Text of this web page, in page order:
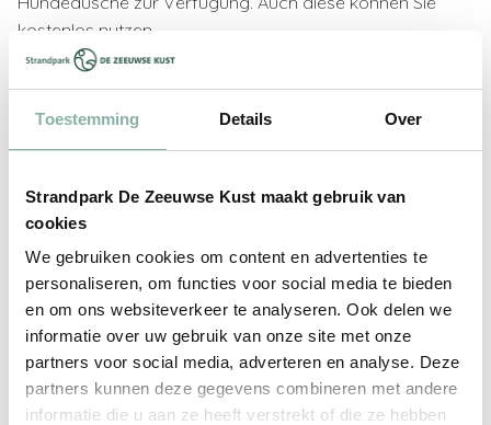
Toestemming Details Over
Strandpark De Zeeuwse Kust maakt gebruik van
cookies
We gebruiken cookies om content en advertenties te
personaliseren, om functies voor social media te bieden
en om ons websiteverkeer te analyseren. Ook delen we
informatie over uw gebruik van onze site met onze
partners voor social media, adverteren en analyse. Deze
partners kunnen deze gegevens combineren met andere
informatie die u aan ze heeft verstrekt of die ze hebben
kostenlos nutzen.